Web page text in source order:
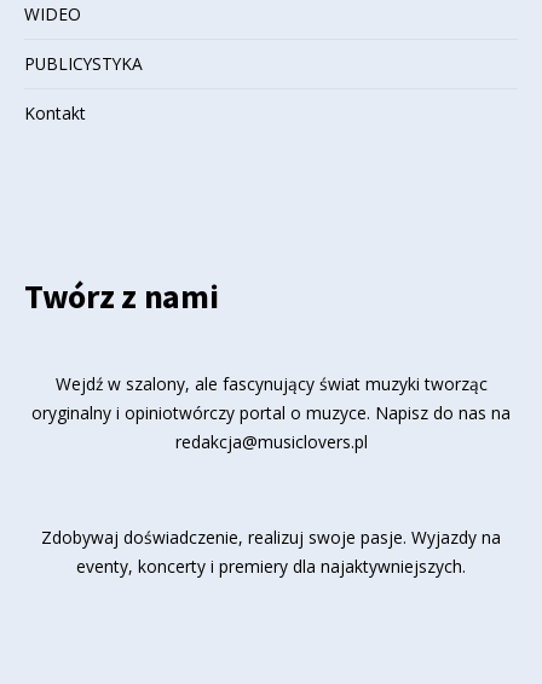
WIDEO
PUBLICYSTYKA
Kontakt
Twórz z nami
Wejdź w szalony, ale fascynujący świat muzyki tworząc
oryginalny i opiniotwórczy portal o muzyce. Napisz do nas na
redakcja@musiclovers.pl
Zdobywaj doświadczenie, realizuj swoje pasje. Wyjazdy na
eventy, koncerty i premiery dla najaktywniejszych.